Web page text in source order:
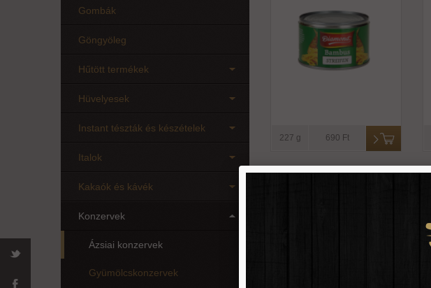
Gombák
Göngyöleg
Hűtött termékek
Hüvelyesek
Instant tészták és készételek
Italok
Kakaók és kávék
Konzervek
Ázsiai konzervek
Gyümölcskonzervek
227 g 690 Ft